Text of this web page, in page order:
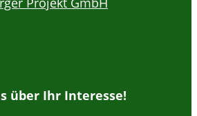
über Ihr Interesse!